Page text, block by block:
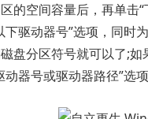
空间容量后，再单击“
下驱动器号”选项，同
盘分区符号就可以了;
器号或驱动器路径”选